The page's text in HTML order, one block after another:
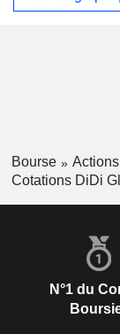
Bourse Actions
Cotations DiDi
N°1 du